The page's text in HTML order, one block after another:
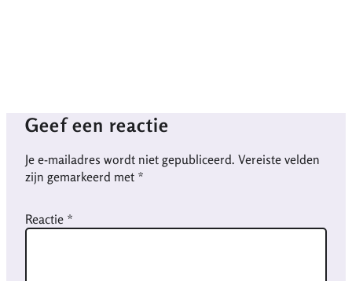
Geef een reactie
Je e-mailadres wordt niet gepubliceerd. Vereiste velden
zijn gemarkeerd met *
Reactie *